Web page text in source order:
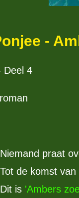
-
Deel 4
Niemand praat
Tot de komst
Dit is 'Ambers